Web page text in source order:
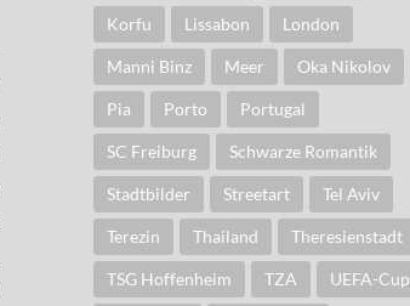
Korfu Lissabon London
Manni Binz Meer Oka Nikolov
Pia Porto Portugal
SC Freiburg Schwarze Romantik
Stadtbilder Streetart Tel Aviv
Terezin Thailand Theresienstadt
TSG Hoffenheim TZA UEFA-Cup